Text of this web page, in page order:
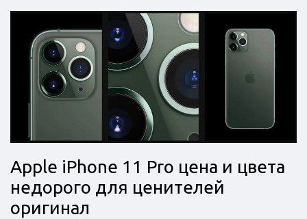
Apple iPhone 11 Pro цена и цвета
недорого для ценителей
оригинал